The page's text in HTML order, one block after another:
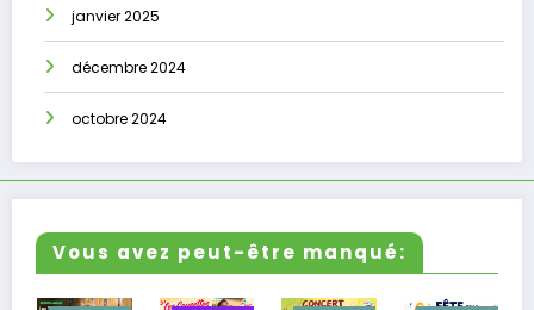
janvier 2025
décembre 2024
octobre 2024
Vous avez peut-être manqué: